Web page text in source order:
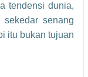
tendensi dunia,
senang
itu bukan tujuan